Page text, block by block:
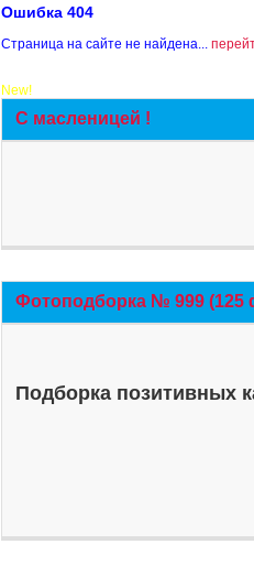
Ошибка 404
Страница на сайте не найдена...
New!
С масленицей !
Фотоподборка № 999 (125
Подборка позитивных